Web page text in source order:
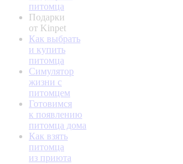
питомца
Подарки
от Kinpet
Как выбрать
и купить
питомца
Симулятор
жизни с
питомцем
Готовимся
к появлению
питомца дома
Как взять
питомца
из приюта